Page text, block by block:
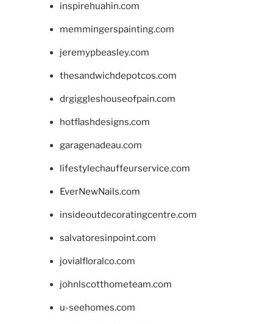
inspirehuahin.com
memmingerspainting.com
jeremypbeasley.com
thesandwichdepotcos.com
drgiggleshouseofpain.com
hotflashdesigns.com
garagenadeau.com
lifestylechauffeurservice.com
EverNewNails.com
insideoutdecoratingcentre.com
salvatoresinpoint.com
jovialfloralco.com
johnlscotthometeam.com
u-seehomes.com